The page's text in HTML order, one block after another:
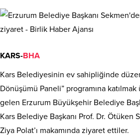
KARS-BHA
Kars Belediyesinin ev sahipliğinde
Dönüşümü Paneli” programına
gelen Erzurum Büyükşehir Belediye
Kars Belediye Başkanı Prof. Dr. Ötüken
Ziya Polat’ı makamında ziyaret ettiler.